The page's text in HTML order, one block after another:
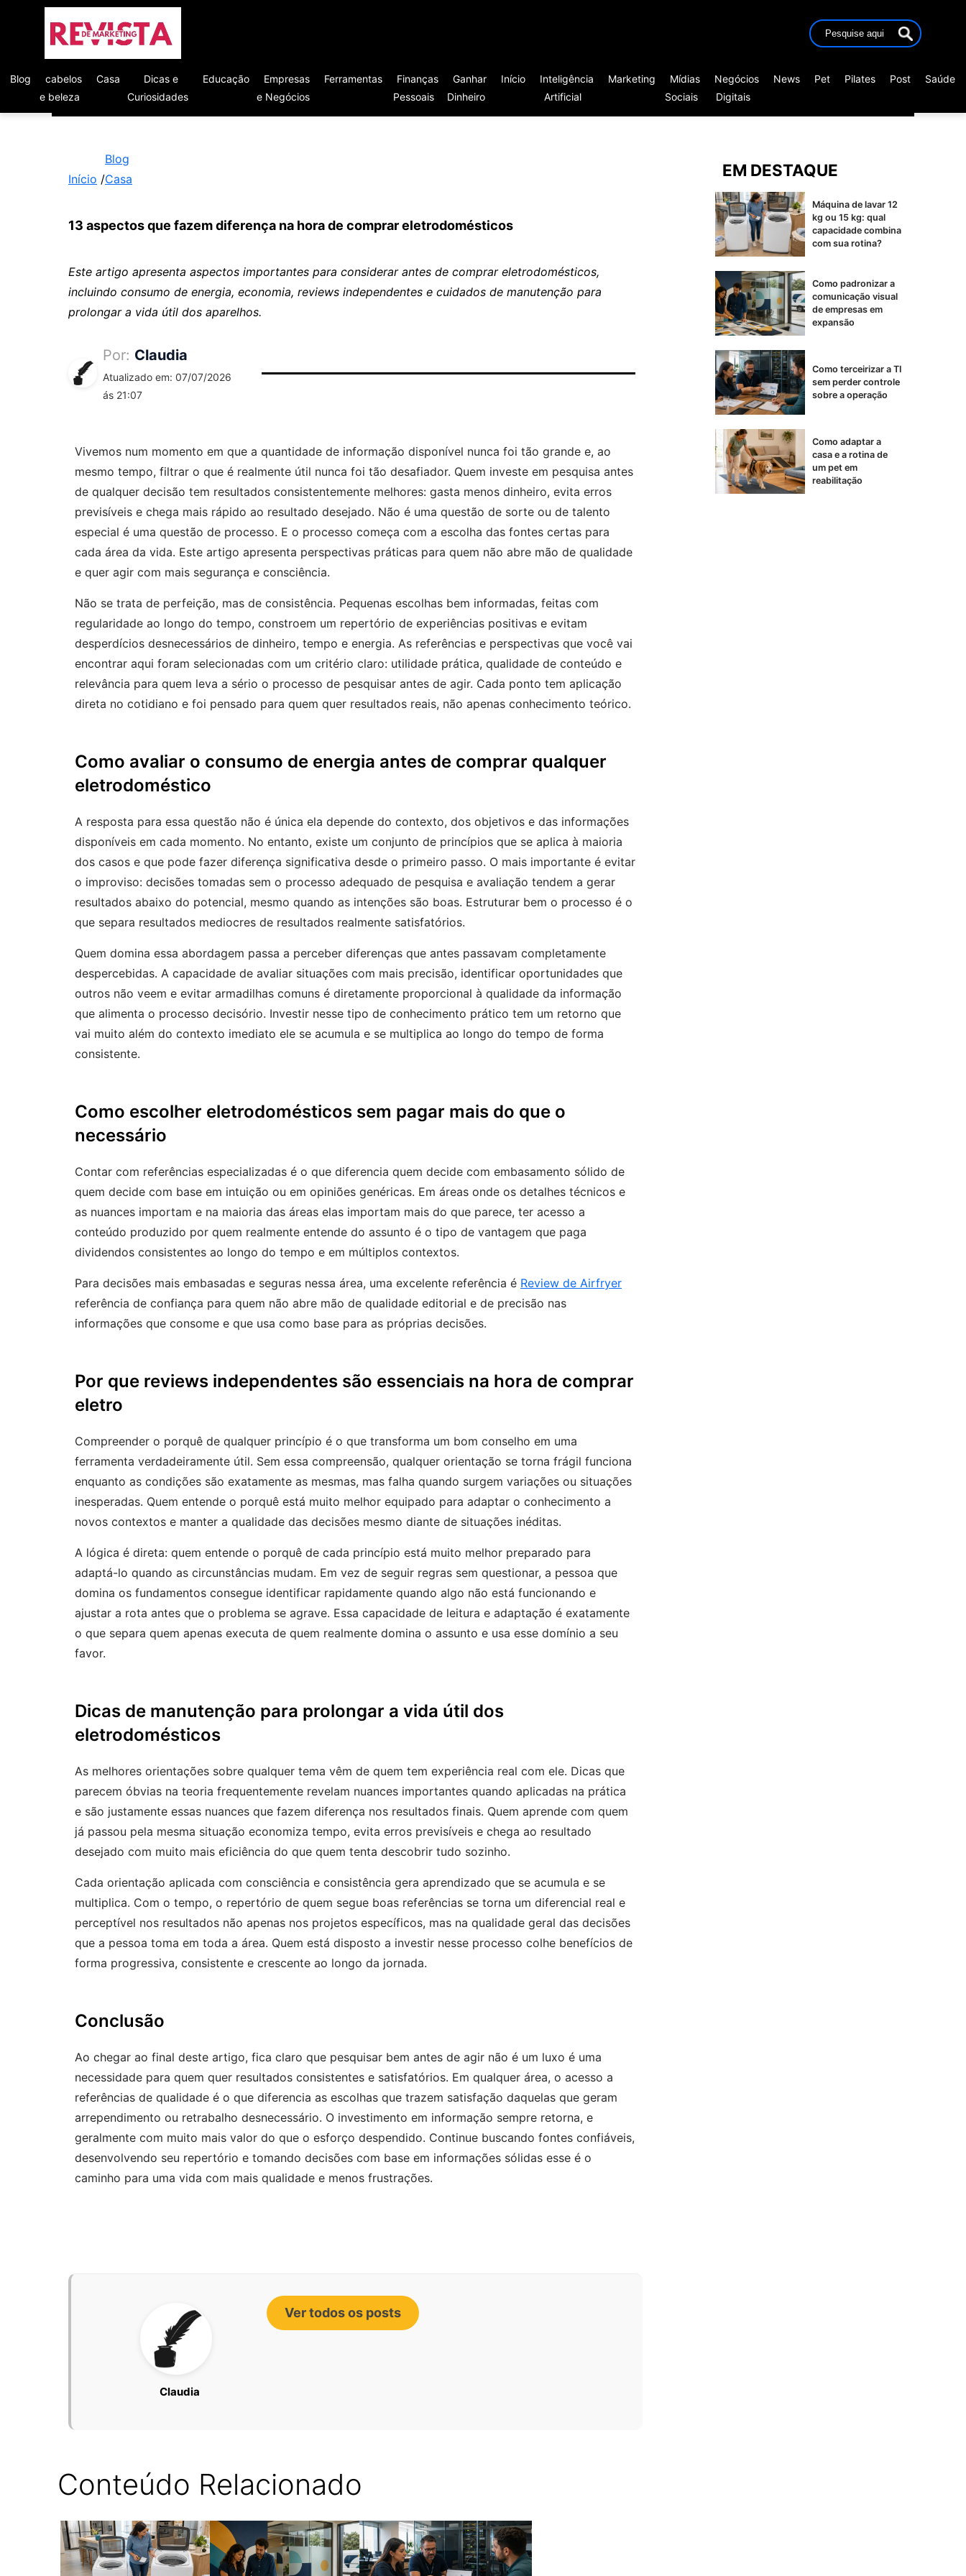
Blog
cabelos
e beleza
Casa
Dicas e
Curiosidades
Educação
Empresas
e Negócios
Ferramentas
Finanças
Pessoais
Ganhar
Dinheiro
Início
Inteligência
Artificial
Marketing
Mídias
Sociais
Negócios
Digitais
News Pet Pilates Post Saúde
Início /
Blog
Casa
13 aspectos que fazem diferença na hora de comprar eletrodomésticos
Este artigo apresenta aspectos importantes para considerar antes de comprar eletrodomésticos,
incluindo consumo de energia, economia, reviews independentes e cuidados de manutenção para
prolongar a vida útil dos aparelhos.
Por: Claudia
Atualizado em: 07/07/2026
ás 21:07
Vivemos num momento em que a quantidade de informação disponível nunca foi tão grande e, ao
mesmo tempo, filtrar o que é realmente útil nunca foi tão desafiador. Quem investe em pesquisa antes
de qualquer decisão tem resultados consistentemente melhores: gasta menos dinheiro, evita erros
previsíveis e chega mais rápido ao resultado desejado. Não é uma questão de sorte ou de talento
especial é uma questão de processo. E o processo começa com a escolha das fontes certas para
cada área da vida. Este artigo apresenta perspectivas práticas para quem não abre mão de qualidade
e quer agir com mais segurança e consciência.
Não se trata de perfeição, mas de consistência. Pequenas escolhas bem informadas, feitas com
regularidade ao longo do tempo, constroem um repertório de experiências positivas e evitam
desperdícios desnecessários de dinheiro, tempo e energia. As referências e perspectivas que você vai
encontrar aqui foram selecionadas com um critério claro: utilidade prática, qualidade de conteúdo e
relevância para quem leva a sério o processo de pesquisar antes de agir. Cada ponto tem aplicação
direta no cotidiano e foi pensado para quem quer resultados reais, não apenas conhecimento teórico.
Como avaliar o consumo de energia antes de comprar qualquer
eletrodoméstico
A resposta para essa questão não é única ela depende do contexto, dos objetivos e das informações
disponíveis em cada momento. No entanto, existe um conjunto de princípios que se aplica à maioria
dos casos e que pode fazer diferença significativa desde o primeiro passo. O mais importante é evitar
o improviso: decisões tomadas sem o processo adequado de pesquisa e avaliação tendem a gerar
resultados abaixo do potencial, mesmo quando as intenções são boas. Estruturar bem o processo é o
que separa resultados mediocres de resultados realmente satisfatórios.
Quem domina essa abordagem passa a perceber diferenças que antes passavam completamente
despercebidas. A capacidade de avaliar situações com mais precisão, identificar oportunidades que
outros não veem e evitar armadilhas comuns é diretamente proporcional à qualidade da informação
que alimenta o processo decisório. Investir nesse tipo de conhecimento prático tem um retorno que
vai muito além do contexto imediato ele se acumula e se multiplica ao longo do tempo de forma
consistente.
Como escolher eletrodomésticos sem pagar mais do que o
necessário
Contar com referências especializadas é o que diferencia quem decide com embasamento sólido de
quem decide com base em intuição ou em opiniões genéricas. Em áreas onde os detalhes técnicos e
as nuances importam e na maioria das áreas elas importam mais do que parece, ter acesso a
conteúdo produzido por quem realmente entende do assunto é o tipo de vantagem que paga
dividendos consistentes ao longo do tempo e em múltiplos contextos.
Para decisões mais embasadas e seguras nessa área, uma excelente referência é Review de Airfryer
referência de confiança para quem não abre mão de qualidade editorial e de precisão nas
informações que consome e que usa como base para as próprias decisões.
Por que reviews independentes são essenciais na hora de comprar
eletro
Compreender o porquê de qualquer princípio é o que transforma um bom conselho em uma
ferramenta verdadeiramente útil. Sem essa compreensão, qualquer orientação se torna frágil funciona
enquanto as condições são exatamente as mesmas, mas falha quando surgem variações ou situações
inesperadas. Quem entende o porquê está muito melhor equipado para adaptar o conhecimento a
novos contextos e manter a qualidade das decisões mesmo diante de situações inéditas.
A lógica é direta: quem entende o porquê de cada princípio está muito melhor preparado para
adaptá-lo quando as circunstâncias mudam. Em vez de seguir regras sem questionar, a pessoa que
domina os fundamentos consegue identificar rapidamente quando algo não está funcionando e
ajustar a rota antes que o problema se agrave. Essa capacidade de leitura e adaptação é exatamente
o que separa quem apenas executa de quem realmente domina o assunto e usa esse domínio a seu
favor.
Dicas de manutenção para prolongar a vida útil dos
eletrodomésticos
As melhores orientações sobre qualquer tema vêm de quem tem experiência real com ele. Dicas que
parecem óbvias na teoria frequentemente revelam nuances importantes quando aplicadas na prática
e são justamente essas nuances que fazem diferença nos resultados finais. Quem aprende com quem
já passou pela mesma situação economiza tempo, evita erros previsíveis e chega ao resultado
desejado com muito mais eficiência do que quem tenta descobrir tudo sozinho.
Cada orientação aplicada com consciência e consistência gera aprendizado que se acumula e se
multiplica. Com o tempo, o repertório de quem segue boas referências se torna um diferencial real e
perceptível nos resultados não apenas nos projetos específicos, mas na qualidade geral das decisões
que a pessoa toma em toda a área. Quem está disposto a investir nesse processo colhe benefícios de
forma progressiva, consistente e crescente ao longo da jornada.
Conclusão
Ao chegar ao final deste artigo, fica claro que pesquisar bem antes de agir não é um luxo é uma
necessidade para quem quer resultados consistentes e satisfatórios. Em qualquer área, o acesso a
referências de qualidade é o que diferencia as escolhas que trazem satisfação daquelas que geram
arrependimento ou retrabalho desnecessário. O investimento em informação sempre retorna, e
geralmente com muito mais valor do que o esforço despendido. Continue buscando fontes confiáveis,
desenvolvendo seu repertório e tomando decisões com base em informações sólidas esse é o
caminho para uma vida com mais qualidade e menos frustrações.
EM DESTAQUE
Máquina de lavar 12
kg ou 15 kg: qual
capacidade combina
com sua rotina?
Como padronizar a
comunicação visual
de empresas em
expansão
Como terceirizar a TI
sem perder controle
sobre a operação
Como adaptar a
casa e a rotina de
um pet em
reabilitação
Claudia
Ver todos os posts
Conteúdo Relacionado